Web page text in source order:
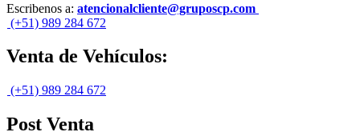
Escribenos a: atencionalcliente@gruposcp.com
(+51) 989 284 672
Venta de Vehículos:
(+51) 989 284 672
Post Venta